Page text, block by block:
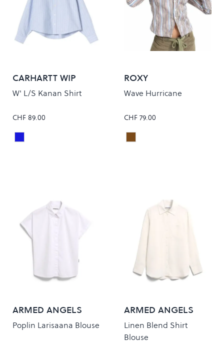
CARHARTT WIP
W' L/S Kanan Shirt
CHF 89.00
Colour
KANAN STRIPE/BLEACH
ROXY
Wave Hurricane
CHF 79.00
Colour
CHESTNUT RETRO
ARMED ANGELS
Poplin Larisaana Blouse
ARMED ANGELS
Linen Blend Shirt
Blouse